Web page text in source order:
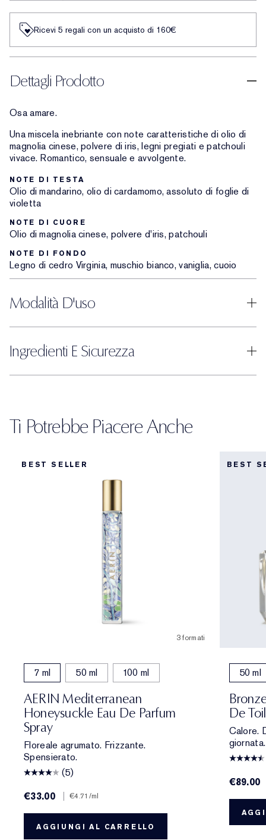
Ricevi 5 regali con un acquisto di 160€
Dettagli Prodotto
Osa amare.
Una miscela inebriante con note caratteristiche di olio di
magnolia cinese, polvere di iris, legni pregiati e patchouli
vivace. Romantico, sensuale e avvolgente.
NOTE DI TESTA
Olio di mandarino, olio di cardamomo, assoluto di foglie di
violetta
NOTE DI CUORE
Olio di magnolia cinese, polvere d'iris, patchouli
NOTE DI FONDO
Legno di cedro Virginia, muschio bianco, vaniglia, cuoio
Modalità D'uso
Ingredienti E Sicurezza
Ti Potrebbe Piacere Anche
BEST SELLER
3 formati
7 ml 50 ml 100 ml
AERIN Mediterranean
Honeysuckle Eau De Parfum
Spray
Floreale agrumato. Frizzante.
Spensierato.
(5)
€33.00
| €4.71 /ml
AGGIUNGI AL CARRELLO
BEST
50 ml
De
Calore.
giornata.
€89.00